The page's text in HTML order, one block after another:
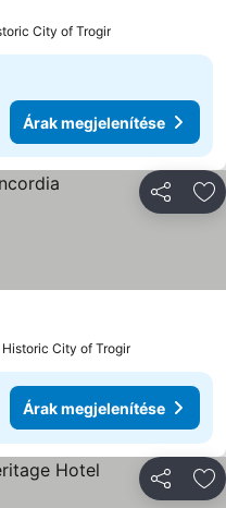
City of Trogir
Árak megjelenítése
City of Trogir
Árak megjelenítése